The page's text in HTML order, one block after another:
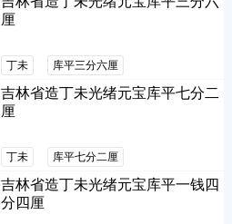
厘
丁未 库平三分六厘
吉林省造丁未光绪元宝库平七分二
厘
丁未 库平七分二厘
吉林省造丁未光绪元宝库平一钱四
分四厘